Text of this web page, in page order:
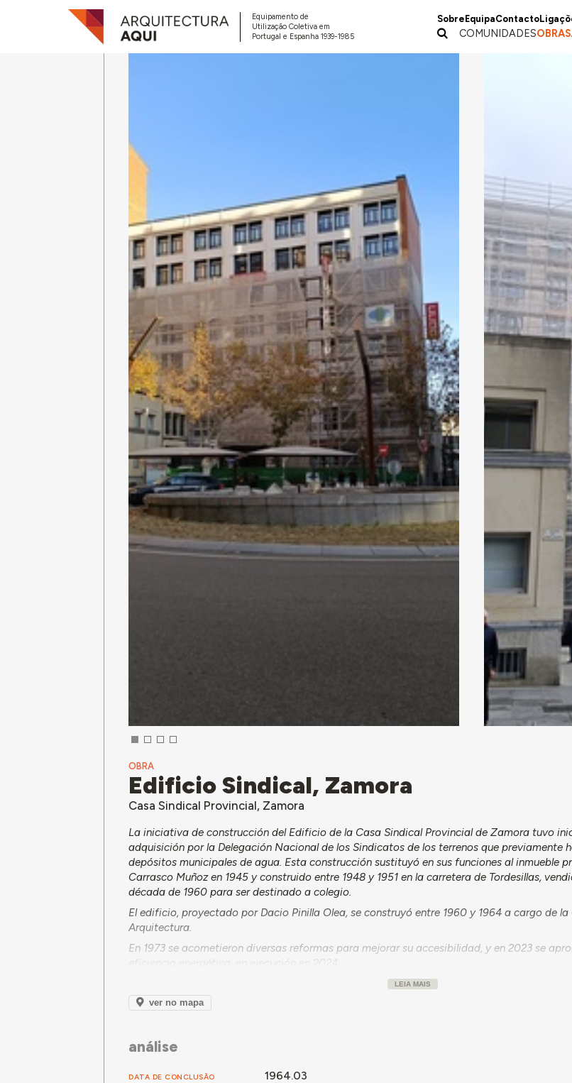
Equipamento de
Utilização Coletiva em
Portugal e Espanha 1939-1985
Sobre EquipaContacto
COMUNIDADESOBRAS
OBRA
Edificio Sindical, Zamora
Casa Sindical Provincial, Zamora
La iniciativa de construcción del Edificio de la Casa Sindical Provincial de Zamora tuvo
adquisición por la Delegación Nacional de los Sindicatos de los terrenos que previamente
depósitos municipales de agua. Esta construcción sustituyó en sus funciones al inmueble
Carrasco Muñoz en 1945 y construido entre 1948 y 1951 en la carretera de Tordesillas,
década de 1960 para ser destinado a colegio.
El edificio, proyectado por Dacio Pinilla Olea, se construyó entre 1960 y 1964 a cargo de
Arquitectura.
En 1973 se acometieron diversas reformas para mejorar su accesibilidad, y en 2023 se
eficiencia energética, en ejecución en 2024.
LEIA MAIS
ver no mapa
análise
DATA DE CONCLUSÃO 1964.03